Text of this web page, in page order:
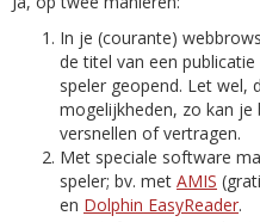
In je (courante)
de titel van een
speler geopend. Let wel,
mogelijkheden, zo kan je
versnellen of vertragen.
Met speciale software
speler; bv. met AMIS
en Dolphin EasyReader.